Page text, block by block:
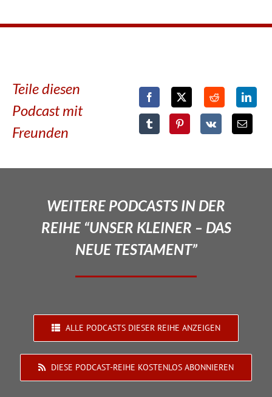
Teile diesen
Podcast mit
Freunden
WEITERE PODCASTS IN DER
REIHE “UNSER KLEINER – DAS
NEUE TESTAMENT”
ALLE PODCASTS DIESER REIHE ANZEIGEN
DIESE PODCAST-REIHE KOSTENLOS ABONNIEREN